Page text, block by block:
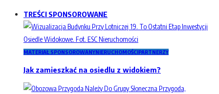
TREŚCI SPONSOROWANE
MATERIAŁ SPONSOROWANYNIERUCHOMOŚCIPARTNERZY
Jak zamieszkać na osiedlu z widokiem?